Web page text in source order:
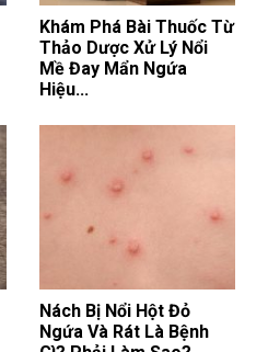
Khám Phá Bài Thuốc Từ
Thảo Dược Xử Lý Nổi
Mề Đay Mẩn Ngứa
Hiệu...
Nách Bị Nổi Hột Đỏ
Ngứa Và Rát Là Bệnh